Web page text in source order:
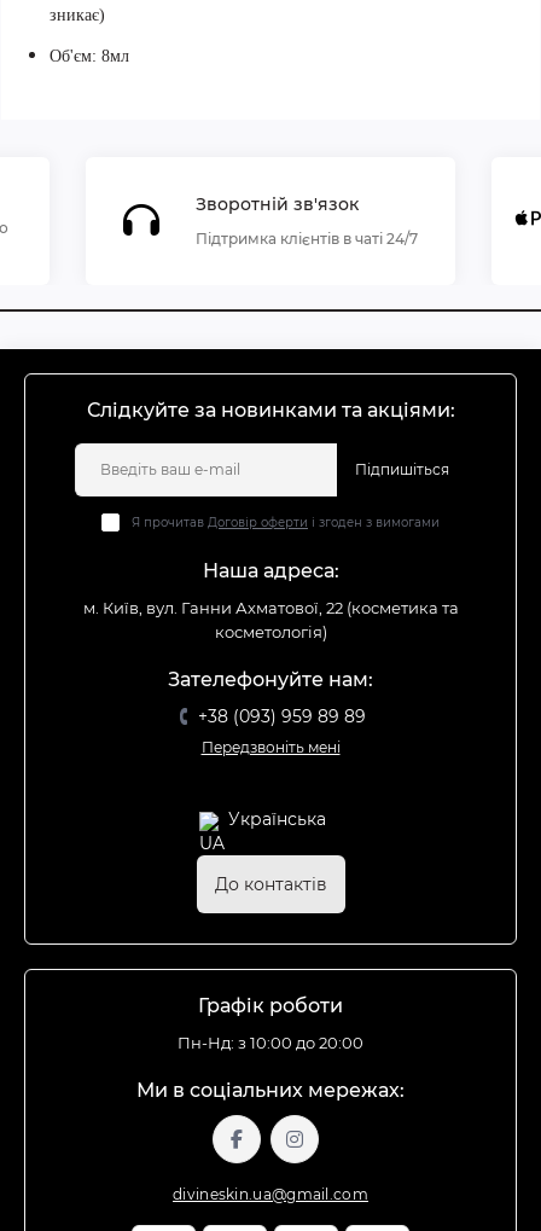
зникає)
Об'єм: 8мл
Зворотній зв'язок
Підтримка клієнтів в чаті 24/7
Слідкуйте за новинками та акціями:
Підпишіться
Я прочитав Договір оферти і згоден з вимогами
Наша адреса:
м. Київ, вул. Ганни Ахматової, 22 (косметика та
косметологія)
Зателефонуйте нам:
+38 (093) 959 89 89
Передзвоніть мені
Українська
До контактів
Графік роботи
Пн-Нд: з 10:00 до 20:00
Ми в соціальних мережах:
divineskin.ua@gmail.com